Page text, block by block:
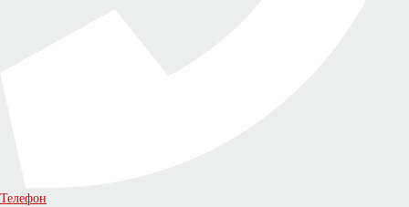
Телефон